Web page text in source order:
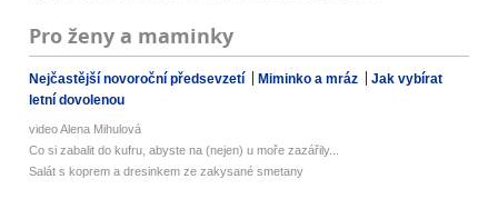
Pro ženy a maminky
Nejčastější novoroční předsevzetí Miminko a mráz
Jak vybírat
letní dovolenou
video Alena Mihulová
Co si zabalit do kufru, abyste na (nejen) u moře zazářily...
Salát s koprem a dresinkem ze zakysané smetany